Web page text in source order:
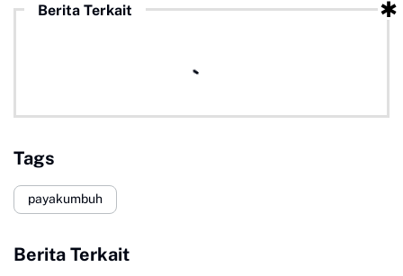
Berita Terkait
Tags
payakumbuh
Berita Terkait